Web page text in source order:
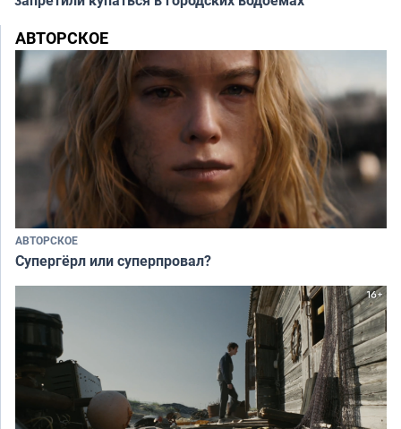
АВТОРСКОЕ
АВТОРСКОЕ
Супергёрл или суперпровал?